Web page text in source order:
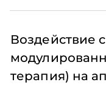
Воздействие
терапия) на